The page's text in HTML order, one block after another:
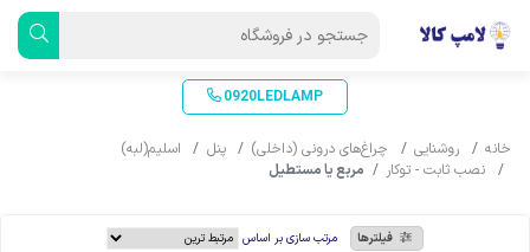
0920LEDLAMP
خانه روشنایی چراغ‌های درونی (داخلی) پنل
اسلیم(لبه)
نصب ثابت - توکار
مربع یا مستطیل
فیلترها مرتب سازی بر اساس